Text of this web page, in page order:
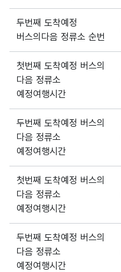
두번째 도착예정
버스의다음 정류소 순번
첫번째 도착예정 버스의
다음 정류소
예정여행시간
두번째 도착예정 버스의
다음 정류소
예정여행시간
첫번째 도착예정 버스의
다음 정류소
예정여행시간
두번째 도착예정 버스의
다음 정류소
예정여행시간